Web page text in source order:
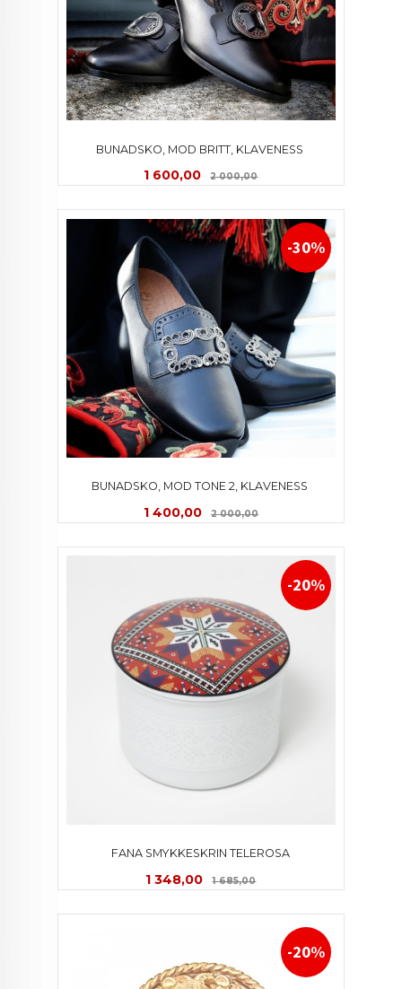
BUNADSKO, MOD BRITT, KLAVENESS
Tilbud
1 600,00 2 000,00Rabatt
BUNADSKO, MOD TONE 2, KLAVENESS
Tilbud
1 400,00 2 000,00Rabatt
-30%
FANA SMYKKESKRIN TELEROSA
Tilbud
1 348,00 1 685,00Rabatt
-20%
-20%